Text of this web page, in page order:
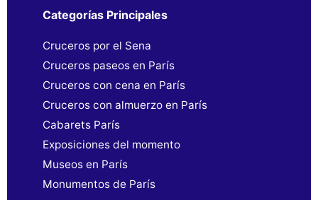
Categorías Principales
Cruceros por el Sena
Cruceros paseos en París
Cruceros con cena en París
Cruceros con almuerzo en París
Cabarets París
Exposiciones del momento
Museos en París
Monumentos de París